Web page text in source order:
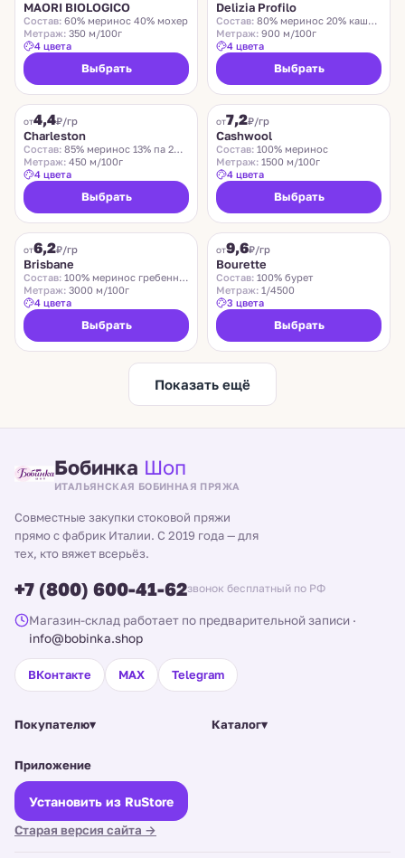
MAORI BIOLOGICO
Состав: 60% меринос 40% мохер
Метраж: 350 м/100г
4 цвета
Выбрать
Delizia Profilo
Состав: 80% меринос 20% кашемир
Метраж: 900 м/100г
4 цвета
Выбрать
от4,4₽/гр
Charleston
Состав: 85% меринос 13% па 2% эластан
Метраж: 450 м/100г
4 цвета
Выбрать
от7,2₽/гр
Cashwool
Состав: 100% меринос
Метраж: 1500 м/100г
4 цвета
Выбрать
от6,2₽/гр
Brisbane
Состав: 100% меринос гребенной
Метраж: 3000 м/100г
4 цвета
Выбрать
Хит
от9,6₽/гр
Bourette
Состав: 100% бурет
Метраж: 1/4500
3 цвета
Выбрать
Показать ещё
Бобинка Шоп
ИТАЛЬЯНСКАЯ БОБИННАЯ ПРЯЖА
Совместные закупки стоковой пряжи
прямо с фабрик Италии. С 2019 года — для
тех, кто вяжет всерьёз.
+7 (800) 600-41-62звонок бесплатный по РФ
Магазин-склад работает по предварительной записи ·
info@bobinka.shop
ВКонтакте MAX Telegram
Покупателю▾ Каталог▾
Приложение
Установить из RuStore
Старая версия сайта →